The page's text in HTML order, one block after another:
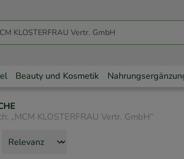
Beauty und Kosmetik
„MCM KLOSTERFRAU Vertr. GmbH“